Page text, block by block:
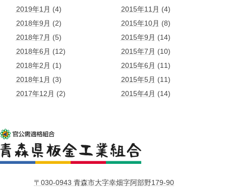
2019年1月 (4)
2018年9月 (2)
2018年7月 (5)
2018年6月 (12)
2018年2月 (1)
2018年1月 (3)
2017年12月 (2)
2015年11月 (4)
2015年10月 (8)
2015年9月 (14)
2015年7月 (10)
2015年6月 (11)
2015年5月 (11)
2015年4月 (14)
〒030-0943 青森市大字幸畑字阿部野179-90